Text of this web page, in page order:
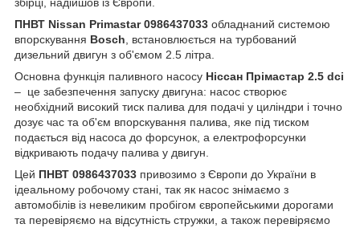
збірці, надійшов із Європи.
ПНВТ Nissan Primastar 0986437033 обладнаний системою
впорскування Bosch, встановлюється на турбований
дизельний двигун з об'ємом 2.5 літра.
Основна функція паливного насосу Ніссан Прімастар 2.5 dci
– це забезпечення запуску двигуна: насос створює
необхідний високий тиск палива для подачі у циліндри і точно
дозує час та об'єм впорскування палива, яке під тиском
подається від насоса до форсунок, а електрофорсунки
відкривають подачу палива у двигун.
Цей ПНВТ 0986437033 привозимо з Європи до України в
ідеальному робочому стані, так як насос знімаємо з
автомобілів із невеликим пробігом європейськими дорогами
та перевіряємо на відсутність стружки, а також перевіряємо